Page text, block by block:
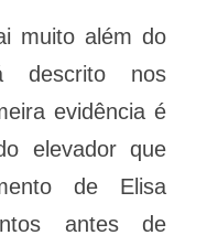
muito além do
descrito nos
evidência é
elevador que
de Elisa
antes de